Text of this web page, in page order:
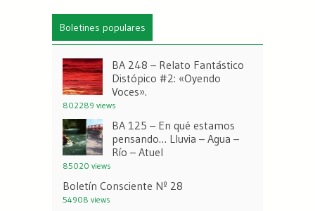
Boletines populares
BA 248 – Relato Fantástico
Distópico #2: «Oyendo
Voces».
802289 views
BA 125 – En qué estamos
pensando… Lluvia – Agua –
Río – Atuel
85020 views
Boletín Consciente Nº 28
54908 views